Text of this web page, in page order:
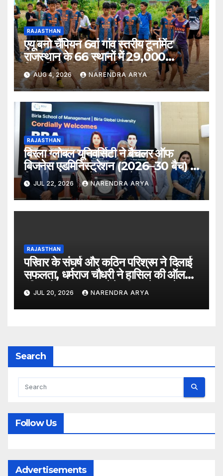
RAJASTHAN
एयू बनो चैंपियन 6वां गांव स्तरीय टूर्नामेंट
राजस्थान के 66 स्थानों में 29,000
खिलाड़ियों की भागीदारी के साथ संपन्न हुआ
AUG 4, 2026 NARENDRA ARYA
RAJASTHAN
बिरला ग्लोबल यूनिवर्सिटी ने बैचलर ऑफ
बिजनेस एडमिनिस्ट्रेशन (2026–30 बैच) के
लिए दीक्षारंभ समारोह का आयोजन किया
JUL 22, 2026 NARENDRA ARYA
RAJASTHAN
परिवार के संघर्ष और कठिन परिश्रम ने दिलाई
सफलता, धर्मराज चौधरी ने हासिल की ऑल
इंडिया रैंक 6400, बनेंगे परिवार के पहले
डॉक्टर
JUL 20, 2026 NARENDRA ARYA
Search
Follow Us
Advertisements